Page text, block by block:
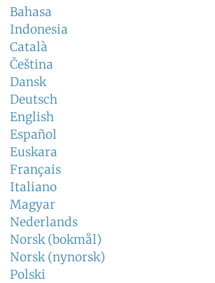
Bahasa
Indonesia
Català
Čeština
Dansk
Deutsch
English
Español
Euskara
Français
Italiano
Magyar
Nederlands
Norsk (bokmål)
Norsk (nynorsk)
Polski